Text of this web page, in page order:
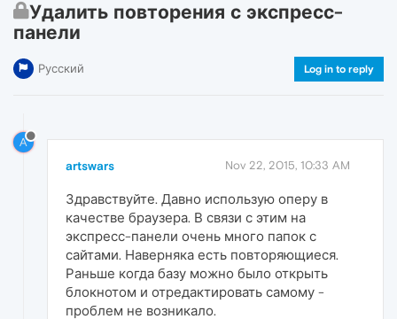
Удалить повторения с экспресс-
панели
Русский Log in to reply
A
artswars Nov 22, 2015, 10:33 AM
Здравствуйте. Давно использую оперу в
качестве браузера. В связи с этим на
экспресс-панели очень много папок с
сайтами. Наверняка есть повторяющиеся.
Раньше когда базу можно было открыть
блокнотом и отредактировать самому -
проблем не возникало.